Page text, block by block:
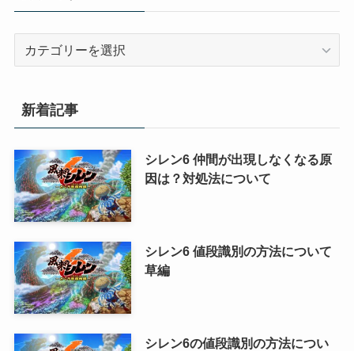
リ
ー
新着記事
シレン6 仲間が出現しなくなる原
因は？対処法について
シレン6 値段識別の方法について
草編
シレン6の値段識別の方法につい